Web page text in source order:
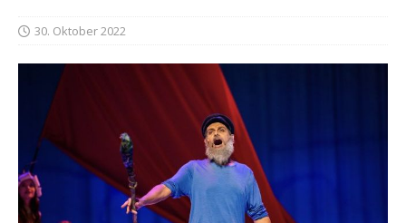
30. Oktober 2022